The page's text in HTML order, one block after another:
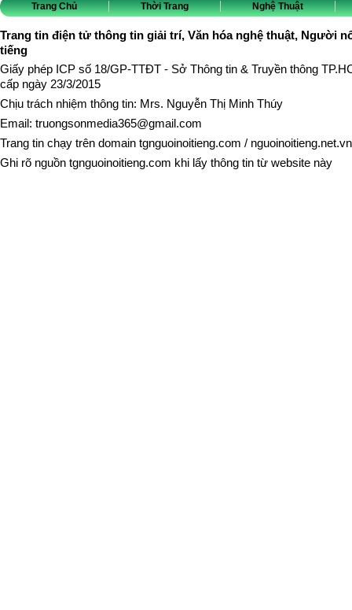
Trang Chủ Thời Trang Nghệ Thuật
Trang tin điện tử thông tin giải trí, Văn hóa nghệ thuật, Người
tiếng
Giấy phép ICP số 18/GP-TTĐT - Sở Thông tin & Truyền thông
cấp ngày 23/3/2015
Chịu trách nhiệm thông tin: Mrs. Nguyễn Thị Minh Thúy
Email: truongsonmedia365@gmail.com
Trang tin chạy trên domain tgnguoinoitieng.com / nguoinoitieng.net.vn
Ghi rõ nguồn tgnguoinoitieng.com khi lấy thông tin từ website này